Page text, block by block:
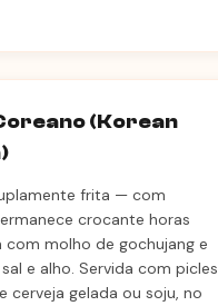
(Korean
frita — com
crocante horas
molho de gochujang e
e alho. Servida com picles
cerveja gelada ou soju, no